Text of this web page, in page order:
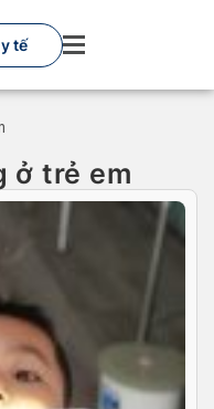
tế
ở trẻ em